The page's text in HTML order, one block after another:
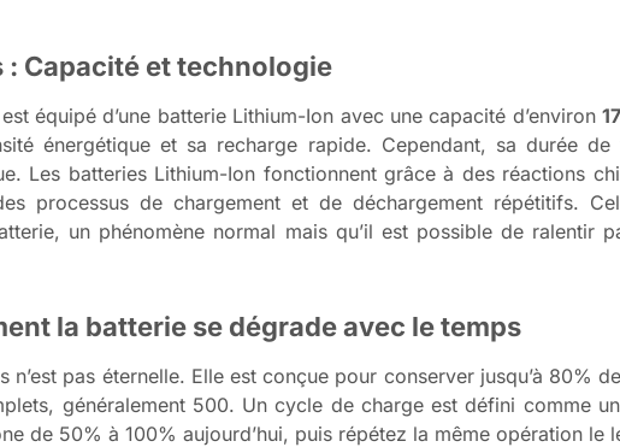
Capacité et technologie
équipé d’une batterie Lithium-Ion avec une capacité d’environ
énergétique et sa recharge rapide. Cependant, sa durée
Les batteries Lithium-Ion fonctionnent grâce à des réactions
processus de chargement et de déchargement répétitifs.
un phénomène normal mais qu’il est possible de ralentir
la batterie se dégrade avec le temps
n’est pas éternelle. Elle est conçue pour conserver jusqu’à 80%
généralement 500. Un cycle de charge est défini comme
de 50% à 100% aujourd’hui, puis répétez la même opération le